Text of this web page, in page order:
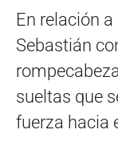
En relación
Sebastián
sueltas que
fuerza hacia